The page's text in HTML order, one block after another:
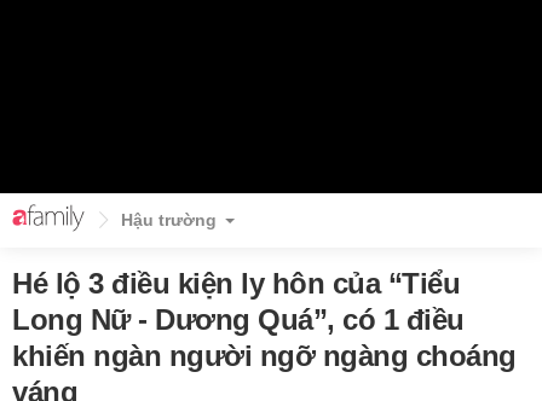
Hậu trường
Hé lộ 3 điều kiện ly hôn của “Tiểu
Long Nữ - Dương Quá”, có 1 điều
khiến ngàn người ngỡ ngàng choáng
váng